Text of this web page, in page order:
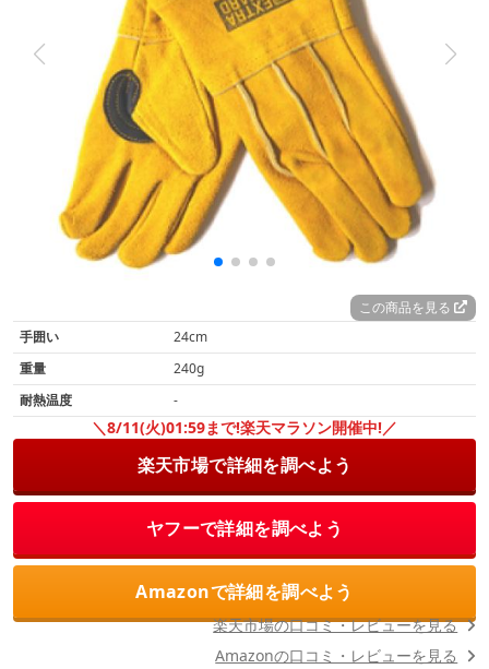
この商品を見る
手囲い
24cm
重量
240g
耐熱温度
-
＼8/11(火)01:59まで!楽天マラソン開催中!／
楽天市場で詳細を調べよう
ヤフーで詳細を調べよう
Amazonで詳細を調べよう
楽天市場の口コミ・レビューを見る
Amazonの口コミ・レビューを見る